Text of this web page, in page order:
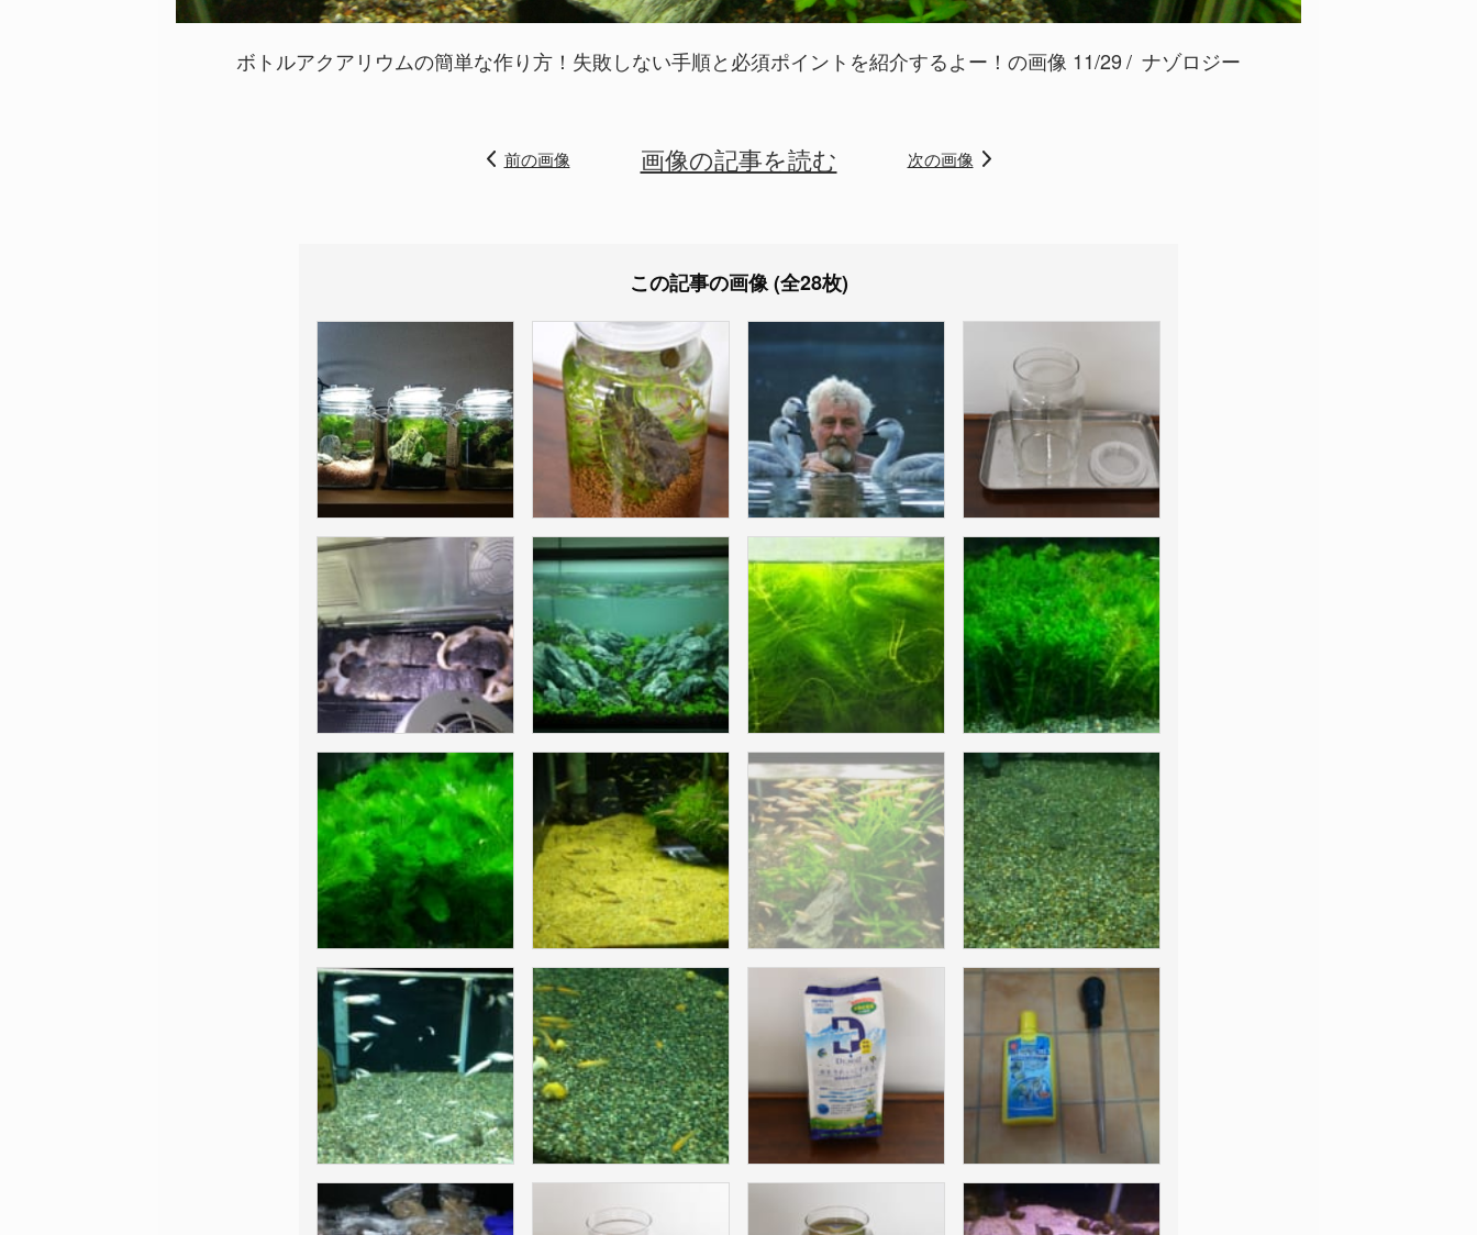
ボトルアクアリウムの簡単な作り方！失敗しない手順と必須ポイントを紹介するよー！の画像 11/29 ナゾロジー
前の画像 画像の記事を読む 次の画像
この記事の画像 (全28枚)